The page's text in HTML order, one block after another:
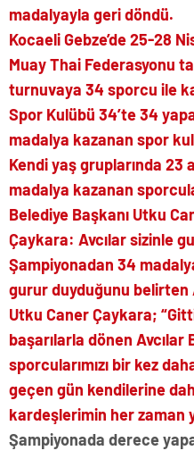
madalyayla geri döndü.
Kocaeli Gebze’de 25-28
Muay Thai Federasyonu
turnuvaya 34 sporcu ile
Spor Kulübü 34’te 34
madalya kazanan spor
Kendi yaş gruplarında 23
madalya kazanan
Belediye Başkanı Utku
Çaykara: Avcılar sizinle
Şampiyonadan 34
gurur duyduğunu belirten
Utku Caner Çaykara;
başarılarla dönen Avcılar
sporcularımızı bir kez
geçen gün kendilerine
kardeşlerimin her zaman
Şampiyonada derece